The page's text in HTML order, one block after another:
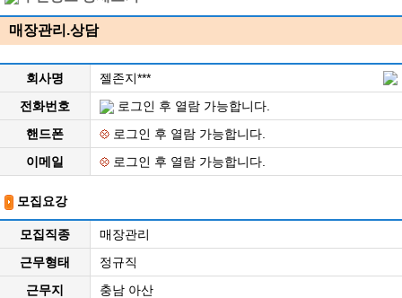
매장관리.상담
회사명
젤존지***
전화번호
로그인 후 열람 가능합니다.
핸드폰
로그인 후 열람 가능합니다.
이메일
로그인 후 열람 가능합니다.
모집요강
모집직종
매장관리
근무형태
정규직
근무지
충남 아산